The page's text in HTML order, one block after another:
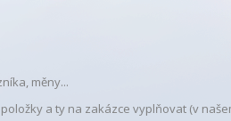
měny...
a ty na zakázce vyplňovat (v